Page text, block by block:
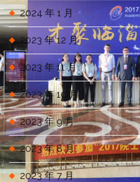
2024 年 1 月
2023 年 12 月
2023 年 11 月
2023 年 10 月
2023 年 9 月
2023 年 8 月
2023 年 7 月